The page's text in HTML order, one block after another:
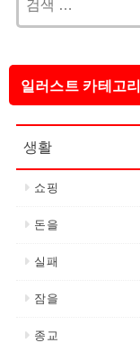
일러스트 카테고리
생활
쇼핑
돈을
실패
잠을
종교